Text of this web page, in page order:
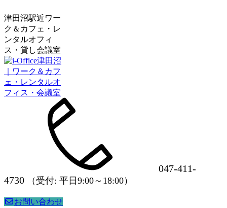
津田沼駅近ワー
ク＆カフェ・レ
ンタルオフィ
ス・貸し会議室
047-411-
4730
（受付: 平日9:00～18:00）
お問い合わせ